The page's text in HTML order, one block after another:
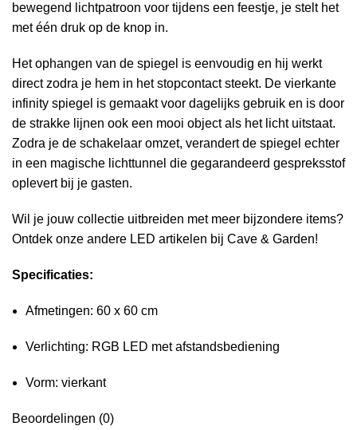
bewegend lichtpatroon voor tijdens een feestje, je stelt het
met één druk op de knop in.
Het ophangen van de spiegel is eenvoudig en hij werkt
direct zodra je hem in het stopcontact steekt. De vierkante
infinity spiegel is gemaakt voor dagelijks gebruik en is door
de strakke lijnen ook een mooi object als het licht uitstaat.
Zodra je de schakelaar omzet, verandert de spiegel echter
in een magische lichttunnel die gegarandeerd gespreksstof
oplevert bij je gasten.
Wil je jouw collectie uitbreiden met meer bijzondere items?
Ontdek onze andere LED artikelen bij Cave & Garden!
Specificaties:
Afmetingen: 60 x 60 cm
Verlichting: RGB LED met afstandsbediening
Vorm: vierkant
Beoordelingen (0)